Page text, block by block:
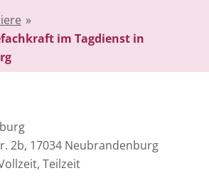
»
im Tagdienst in
2b, 17034 Neubrandenburg
Teilzeit